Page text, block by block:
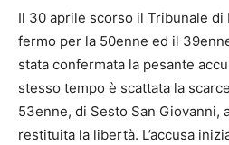
Il 30 aprile scorso il Tribunale di
fermo per la 50enne ed il
stata confermata la pesante
stesso tempo è scattata la
53enne, di Sesto San Giovanni,
restituita la libertà. L’accusa